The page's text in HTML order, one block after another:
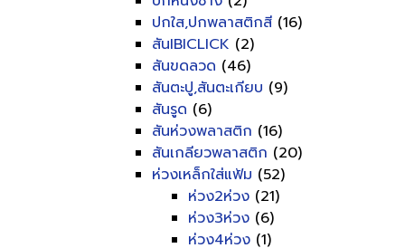
ปกใส,ปกพลาสติกสี (16)
สันIBICLICK (2)
สันขดลวด (46)
สันตะปู,สันตะเกียบ (9)
สันรูด (6)
สันห่วงพลาสติก (16)
สันเกลียวพลาสติก (20)
ห่วงเหล็กใส่แฟ้ม (52)
ห่วง2ห่วง (21)
ห่วง3ห่วง (6)
ห่วง4ห่วง (1)